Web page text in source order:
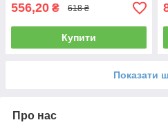
556,20 ₴ 618 ₴
Купити
Показати
Про нас